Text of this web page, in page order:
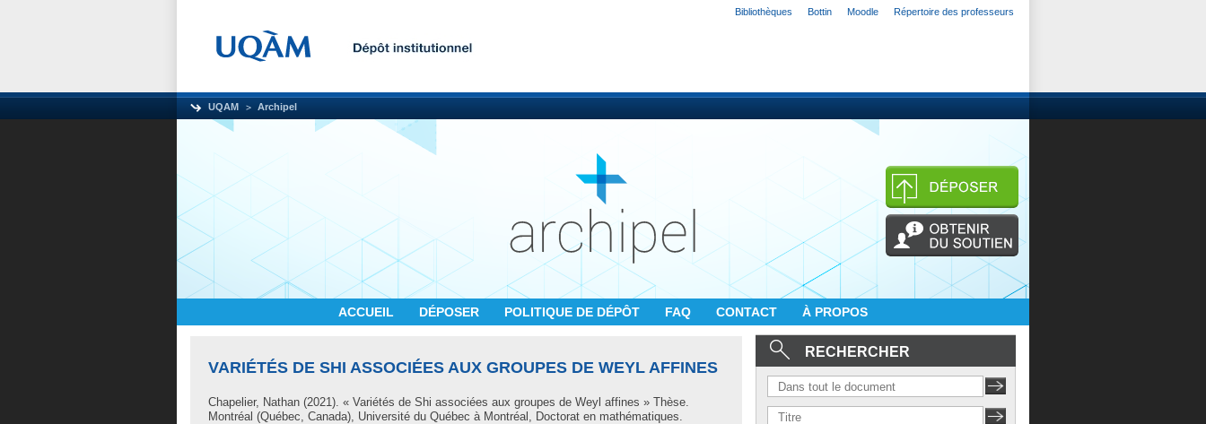
Bibliothèques Bottin Moodle Répertoire des professeurs
UQAM Archipel
ACCUEIL DÉPOSER POLITIQUE DE DÉPÔT FAQ CONTACT À PROPOS
VARIÉTÉS DE SHI ASSOCIÉES AUX GROUPES DE WEYL AFFINES
Chapelier, Nathan (2021). « Variétés de Shi associées aux groupes de Weyl affines » Thèse.
Montréal (Québec, Canada), Université du Québec à Montréal, Doctorat en mathématiques.
RECHERCHER